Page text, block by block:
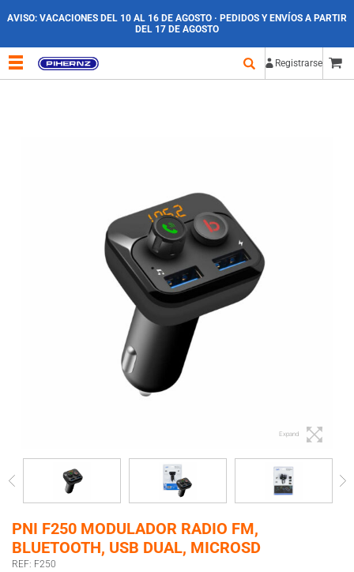
AVISO: VACACIONES DEL 10 AL 16 DE AGOSTO · PEDIDOS Y ENVÍOS A PARTIR
DEL 17 DE AGOSTO
Registrarse
Expand
PNI F250 MODULADOR RADIO FM,
BLUETOOTH, USB DUAL, MICROSD
REF: F250